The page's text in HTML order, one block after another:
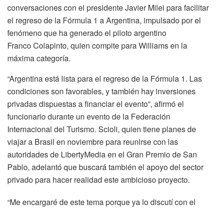
conversaciones con el presidente Javier Milei para facilitar
el regreso de la Fórmula 1 a Argentina, impulsado por el
fenómeno que ha generado el piloto argentino
Franco Colapinto, quien compite para Williams en la
máxima categoría.
“Argentina está lista para el regreso de la Fórmula 1. Las
condiciones son favorables, y también hay inversiones
privadas dispuestas a financiar el evento”, afirmó el
funcionario durante un evento de la Federación
Internacional del Turismo. Scioli, quien tiene planes de
viajar a Brasil en noviembre para reunirse con las
autoridades de LibertyMedia en el Gran Premio de San
Pablo, adelantó que buscará también el apoyo del sector
privado para hacer realidad este ambicioso proyecto.
“Me encargaré de este tema porque ya lo discutí con el